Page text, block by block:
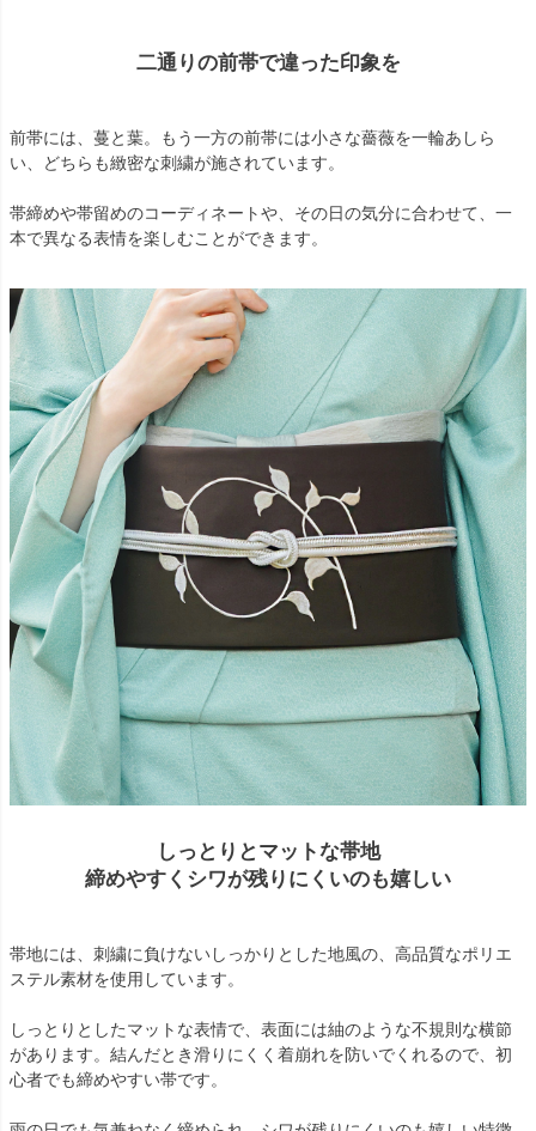
二通りの前帯で違った印象を
前帯には、蔓と葉。もう一方の前帯には小さな薔薇を一輪あしら
い、どちらも緻密な刺繍が施されています。
帯締めや帯留めのコーディネートや、その日の気分に合わせて、一
本で異なる表情を楽しむことができます。
しっとりとマットな帯地
締めやすくシワが残りにくいのも嬉しい
帯地には、刺繍に負けないしっかりとした地風の、高品質なポリエ
ステル素材を使用しています。
しっとりとしたマットな表情で、表面には紬のような不規則な横節
があります。結んだとき滑りにくく着崩れを防いでくれるので、初
心者でも締めやすい帯です。